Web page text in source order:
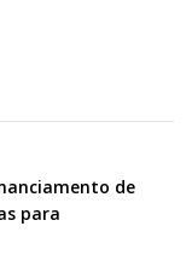
de
para